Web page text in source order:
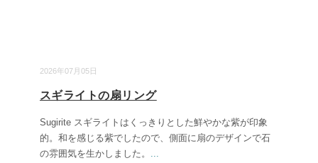
2026年07月05日
スギライトの扇リング
Sugirite スギライトはくっきりとした鮮やかな紫が印象
的。和を感じる紫でしたので、側面に扇のデザインで石
の雰囲気を生かしました。 ...